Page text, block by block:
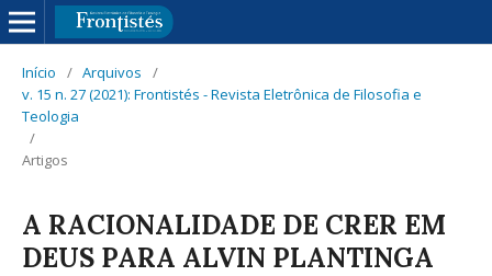
Início / Arquivos
/
v. 15 n. 27 (2021): Frontistés - Revista Eletrônica de Filosofia e
Teologia
/
Artigos
A RACIONALIDADE DE CRER EM
DEUS PARA ALVIN PLANTINGA